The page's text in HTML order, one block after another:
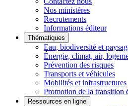
Nos ministères
Recrutements
Informations éditeur
Thématiques
Eau, biodiversité et
Énergie, climat, air,
Prévention des risques
Transports et véhicules
Mobilités et infrastructures
Promotion de la transition
Ressources en ligne